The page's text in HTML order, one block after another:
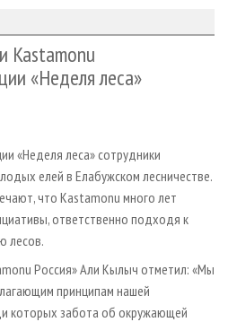
ПЛИТ
Kastamonu
«Неделя леса»
«Неделя леса» сотрудники
елей в Елабужском лесничестве.
что Kastamonu много лет
ответственно подходя к
лесов.
Россия» Али Кылыч отметил: «Мы
принципам нашей
которых забота об окружающей